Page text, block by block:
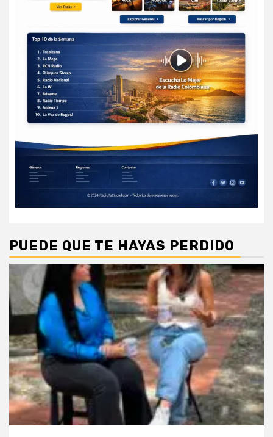
PUEDE QUE TE HAYAS PERDIDO